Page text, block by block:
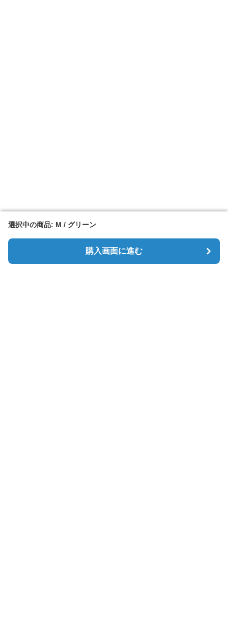
選択中の商品: M / グリーン
購入画面に進む
選択中の商品: M / グリーン
購入画面に進む